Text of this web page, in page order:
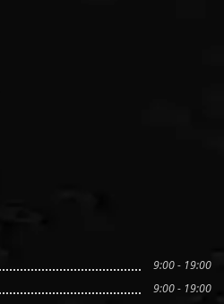
9:00 - 19:00
9:00 - 19:00